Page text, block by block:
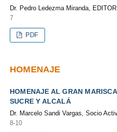
Dr. Pedro Ledezma Miranda, EDITOR
7
PDF
HOMENAJE
HOMENAJE AL GRAN
SUCRE Y ALCALÁ
Dr. Marcelo Sandi Vargas, Socio
8-10